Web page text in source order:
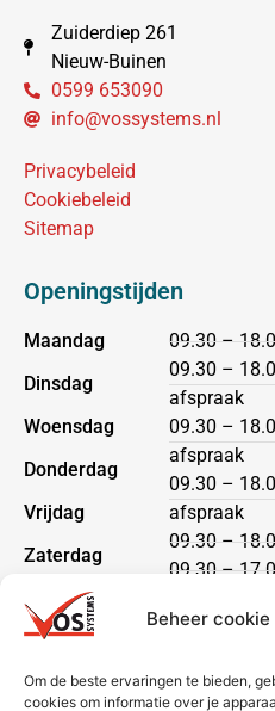
Beheer
Om de beste ervaringen te bieden,
cookies om informatie over je
Zuiderdiep 261
Nieuw-Buinen
0599 653090
info@vossystems.nl
Privacybeleid
Cookiebeleid
Sitemap
Openingstijden
Maandag
Dinsdag
Woensdag
Donderdag
Vrijdag
Zaterdag
Zondag
09.30 –
09.30 –
afspraak
09.30 –
afspraak
09.30 –
afspraak
09.30 –
09.30 –